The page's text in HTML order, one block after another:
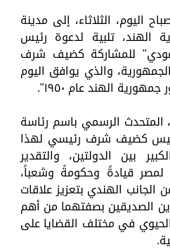
اليوم، الثلاثاء، إلى مدينة
الهند، تلبية لدعوة رئيس
مودي" للمشاركة كضيف شرف
والذي يوافق اليوم
الهند عام ١٩٥٠".
الرسمي باسم رئاسة
كضيف شرف رئيسي لهذا
بين الدولتين، والتقدير
لمصر قيادةً وحكومةً وشعباً،
الهندي بتعزيز علاقات
الصديقين بصفتهما من أهم
في مختلف القضايا على